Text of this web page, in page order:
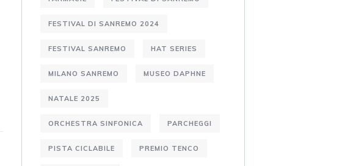
FESTIVAL DI SANREMO 2024
FESTIVAL SANREMO HAT SERIES
MILANO SANREMO MUSEO DAPHNE
NATALE 2025
ORCHESTRA SINFONICA PARCHEGGI
PISTA CICLABILE PREMIO TENCO